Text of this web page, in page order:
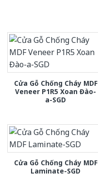
Cửa Gỗ Chống Cháy MDF
Veneer P1R5 Xoan Đào-
a-SGD
Cửa Gỗ Chống Cháy MDF
Laminate-SGD